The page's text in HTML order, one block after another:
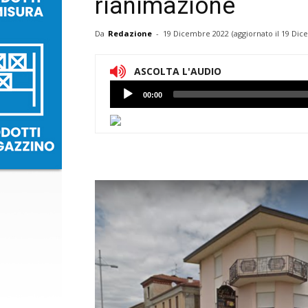
rianimazione
Da Redazione - 19 Dicembre 2022 (aggiornato il 19
ASCOLTA L'AUDIO
Lettore
Audio
00:00